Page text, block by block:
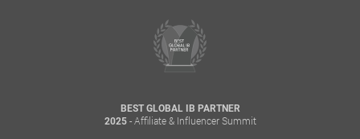
BEST GLOBAL IB PARTNER
2025- Affiliate & Influencer Summit